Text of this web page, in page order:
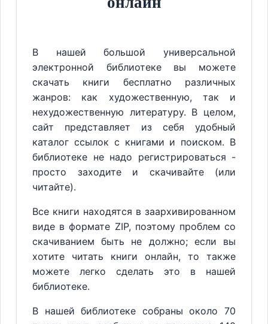
В нашей большой универсальной
электронной библиотеке вы можете
скачать книги бесплатно различных
жанров: как художественную, так и
нехудожественную литературу. В целом,
сайт представляет из себя удобный
каталог ссылок с книгами и поиском. В
библиотеке не надо регистрироваться -
просто заходите и скачивайте (или
читайте).
Все книги находятся в заархивированном
виде в формате ZIP, поэтому проблем со
скачиванием быть не должно; если вы
хотите читать книги онлайн, то также
можете легко сделать это в нашей
библиотеке.
В нашей библиотеке собраны около 70